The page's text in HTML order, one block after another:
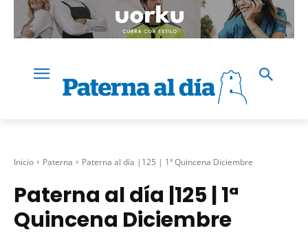
Inicio Paterna Paterna al día |125 | 1ª Quincena Diciembre
Paterna al día |125 | 1ª
Quincena Diciembre